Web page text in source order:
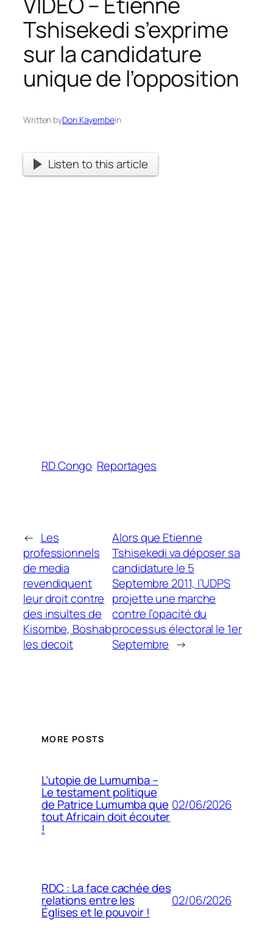
Tshisekedi s’exprime
sur la candidature
unique de l’opposition
Written byDon Kayembein
Listen to this article
RD Congo Reportages
← Les
professionnels
de media
revendiquent
leur droit contre
des insultes de
Kisombe, Boshab
les decoit
Alors que Etienne
Tshisekedi va déposer sa
candidature le 5
Septembre 2011, l’UDPS
projette une marche
contre l’opacité du
processus électoral le 1er
Septembre →
MORE POSTS
L’utopie de Lumumba –
Le testament politique
de Patrice Lumumba que
tout Africain doit écouter
!
02/06/2026
RDC : La face cachée des
relations entre les
Églises et le pouvoir !
02/06/2026